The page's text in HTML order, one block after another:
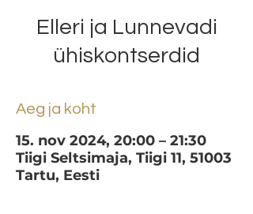
Elleri ja Lunnevadi
ühiskontserdid
Aeg ja koht
15. nov 2024, 20:00 – 21:30
Tiigi Seltsimaja, Tiigi 11, 51003
Tartu, Eesti